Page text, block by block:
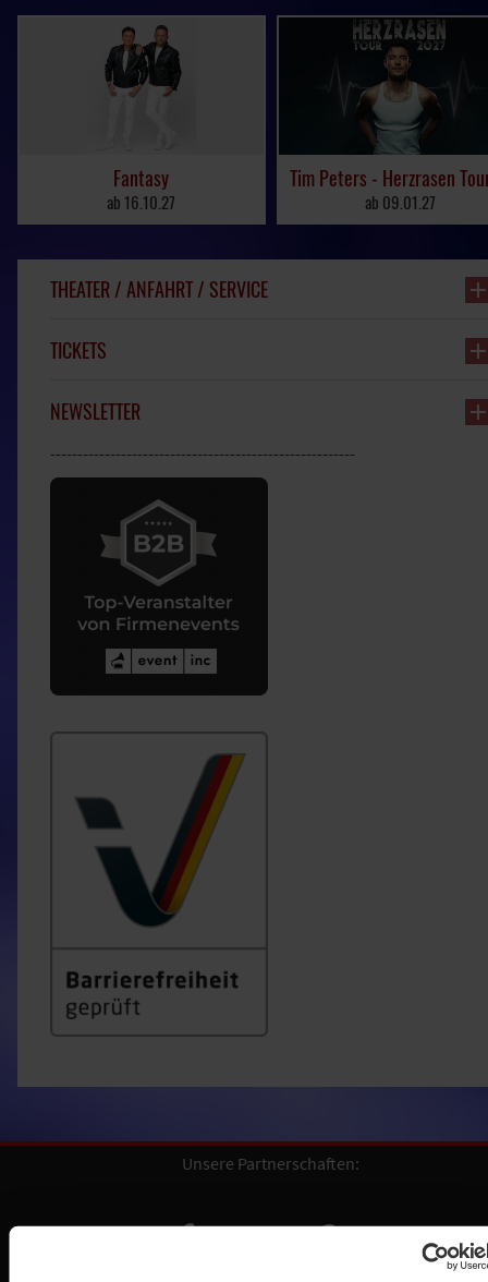
Fantasy
ab 16.10.27 ab 09.01.27
THEATER / ANFAHRT / SERVICE
TICKETS
NEWSLETTER
--------------------------------------------------------
Unsere Partnerschaften: